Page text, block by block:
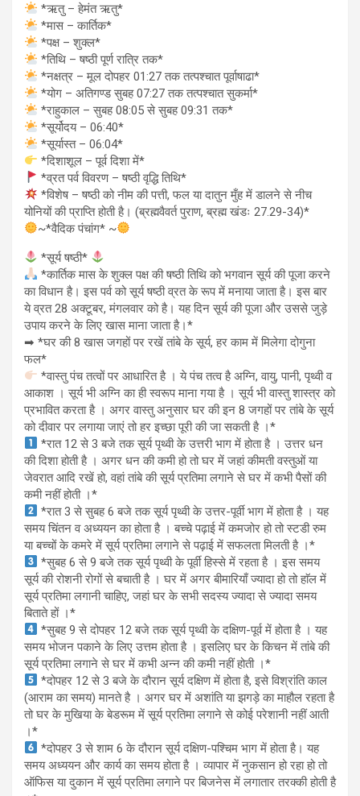
*ऋतु – हेमंत ऋतु*
*मास – कार्तिक*
*पक्ष – शुक्ल*
*तिथि – षष्ठी पूर्ण रात्रि तक*
*नक्षत्र – मूल दोपहर 01:27 तक तत्पश्चात पूर्वाषाढा*
*योग – अतिगण्ड सुबह 07:27 तक तत्पश्चात सुकर्मा*
*राहुकाल – सुबह 08:05 से सुबह 09:31 तक*
*सूर्योदय – 06:40*
*सूर्यास्त – 06:04*
*दिशाशूल – पूर्व दिशा में*
*व्रत पर्व विवरण – षष्ठी वृद्धि तिथि*
*विशेष – षष्ठी को नीम की पत्ती, फल या दातुन मुँह में डालने से नीच
योनियों की प्राप्ति होती है। (ब्रह्मवैवर्त पुराण, ब्रह्म खंडः 27.29-34)*
~*वैदिक पंचांग* ~
*सूर्य षष्ठी*
*कार्तिक मास के शुक्ल पक्ष की षष्ठी तिथि को भगवान सूर्य की पूजा करने
का विधान है। इस पर्व को सूर्य षष्ठी व्रत के रूप में मनाया जाता है। इस बार
ये व्रत 28 अक्टूबर, मंगलवार को है। यह दिन सूर्य की पूजा और उससे जुड़े
उपाय करने के लिए खास माना जाता है।*
➡ *घर की 8 खास जगहों पर रखें तांबे के सूर्य, हर काम में मिलेगा दोगुना
फल*
*वास्तु पंच तत्वों पर आधारित है । ये पंच तत्व है अग्नि, वायु, पानी, पृथ्वी व
आकाश । सूर्य भी अग्नि का ही स्वरूप माना गया है । सूर्य भी वास्तु शास्त्र को
प्रभावित करता है । अगर वास्तु अनुसार घर की इन 8 जगहों पर तांबे के सूर्य
को दीवार पर लगाया जाएं तो हर इच्छा पूरी की जा सकती है ।*
*रात 12 से 3 बजे तक सूर्य पृथ्वी के उत्तरी भाग में होता है । उत्तर धन
की दिशा होती है । अगर धन की कमी हो तो घर में जहां कीमती वस्तुओं या
जेवरात आदि रखें हो, वहां तांबे की सूर्य प्रतिमा लगाने से घर में कभी पैसों की
कमी नहीं होती ।*
*रात 3 से सुबह 6 बजे तक सूर्य पृथ्वी के उत्तर-पूर्वी भाग में होता है । यह
समय चिंतन व अध्ययन का होता है । बच्चे पढ़ाई में कमजोर हो तो स्टडी रुम
या बच्चों के कमरे में सूर्य प्रतिमा लगाने से पढ़ाई में सफलता मिलती है ।*
*सुबह 6 से 9 बजे तक सूर्य पृथ्वी के पूर्वी हिस्से में रहता है । इस समय
सूर्य की रोशनी रोगों से बचाती है । घर में अगर बीमारियाँ ज्यादा हो तो हाॅल में
सूर्य प्रतिमा लगानी चाहिए, जहां घर के सभी सदस्य ज्यादा से ज्यादा समय
बिताते हों ।*
*सुबह 9 से दोपहर 12 बजे तक सूर्य पृथ्वी के दक्षिण-पूर्व में होता है । यह
समय भोजन पकाने के लिए उत्तम होता है । इसलिए घर के किचन में तांबे की
सूर्य प्रतिमा लगाने से घर में कभी अन्न की कमी नहीं होती ।*
*दोपहर 12 से 3 बजे के दौरान सूर्य दक्षिण में होता है, इसे विश्रांति काल
(आराम का समय) मानते है । अगर घर में अशांति या झगड़े का माहौल रहता है
तो घर के मुखिया के बेडरूम में सूर्य प्रतिमा लगाने से कोई परेशानी नहीं आती
।*
*दोपहर 3 से शाम 6 के दौरान सूर्य दक्षिण-पश्चिम भाग में होता है। यह
समय अध्ययन और कार्य का समय होता है । व्यापार में नुकसान हो रहा हो तो
ऑफिस या दुकान में सूर्य प्रतिमा लगाने पर बिजनेस में लगातार तरक्की होती है